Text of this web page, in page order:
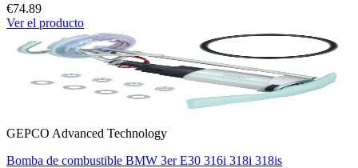
€74.89
Ver el producto
GEPCO Advanced Technology
Bomba de combustible BMW 3er E30 316i 318i 318is